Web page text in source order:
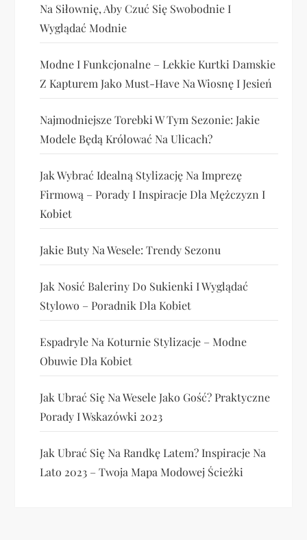
Na Siłownię, Aby Czuć Się Swobodnie I
Wyglądać Modnie
Modne I Funkcjonalne – Lekkie Kurtki Damskie
Z Kapturem Jako Must-Have Na Wiosnę I Jesień
Najmodniejsze Torebki W Tym Sezonie: Jakie
Modele Będą Królować Na Ulicach?
Jak Wybrać Idealną Stylizację Na Imprezę
Firmową – Porady I Inspiracje Dla Mężczyzn I
Kobiet
Jakie Buty Na Wesele: Trendy Sezonu
Jak Nosić Baleriny Do Sukienki I Wyglądać
Stylowo – Poradnik Dla Kobiet
Espadryle Na Koturnie Stylizacje – Modne
Obuwie Dla Kobiet
Jak Ubrać Się Na Wesele Jako Gość? Praktyczne
Porady I Wskazówki 2023
Jak Ubrać Się Na Randkę Latem? Inspiracje Na
Lato 2023 – Twoja Mapa Modowej Ścieżki